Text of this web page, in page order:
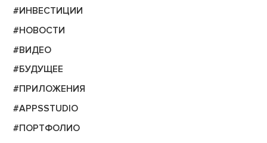
#ИНВЕСТИЦИИ
#НОВОСТИ
#ВИДЕО
#БУДУЩЕЕ
#ПРИЛОЖЕНИЯ
#APPSSTUDIO
#ПОРТФОЛИО